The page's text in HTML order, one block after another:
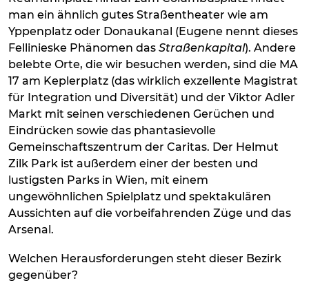
man ein ähnlich gutes Straßentheater wie am
Yppenplatz oder Donaukanal (Eugene nennt dieses
Fellinieske Phänomen das Straßenkapital). Andere
belebte Orte, die wir besuchen werden, sind die MA
17 am Keplerplatz (das wirklich exzellente Magistrat
für Integration und Diversität) und der Viktor Adler
Markt mit seinen verschiedenen Gerüchen und
Eindrücken sowie das phantasievolle
Gemeinschaftszentrum der Caritas. Der Helmut
Zilk Park ist außerdem einer der besten und
lustigsten Parks in Wien, mit einem
ungewöhnlichen Spielplatz und spektakulären
Aussichten auf die vorbeifahrenden Züge und das
Arsenal.
Welchen Herausforderungen steht dieser Bezirk
gegenüber?